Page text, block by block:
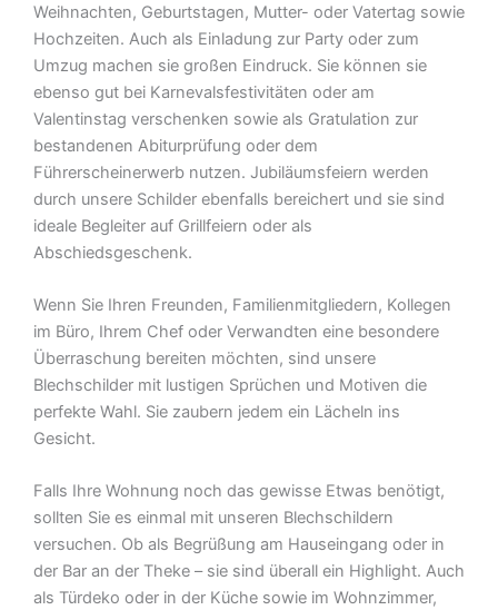
Weihnachten, Geburtstagen, Mutter- oder Vatertag sowie
Hochzeiten. Auch als Einladung zur Party oder zum
Umzug machen sie großen Eindruck. Sie können sie
ebenso gut bei Karnevalsfestivitäten oder am
Valentinstag verschenken sowie als Gratulation zur
bestandenen Abiturprüfung oder dem
Führerscheinerwerb nutzen. Jubiläumsfeiern werden
durch unsere Schilder ebenfalls bereichert und sie sind
ideale Begleiter auf Grillfeiern oder als
Abschiedsgeschenk.
Wenn Sie Ihren Freunden, Familienmitgliedern, Kollegen
im Büro, Ihrem Chef oder Verwandten eine besondere
Überraschung bereiten möchten, sind unsere
Blechschilder mit lustigen Sprüchen und Motiven die
perfekte Wahl. Sie zaubern jedem ein Lächeln ins
Gesicht.
Falls Ihre Wohnung noch das gewisse Etwas benötigt,
sollten Sie es einmal mit unseren Blechschildern
versuchen. Ob als Begrüßung am Hauseingang oder in
der Bar an der Theke – sie sind überall ein Highlight. Auch
als Türdeko oder in der Küche sowie im Wohnzimmer,